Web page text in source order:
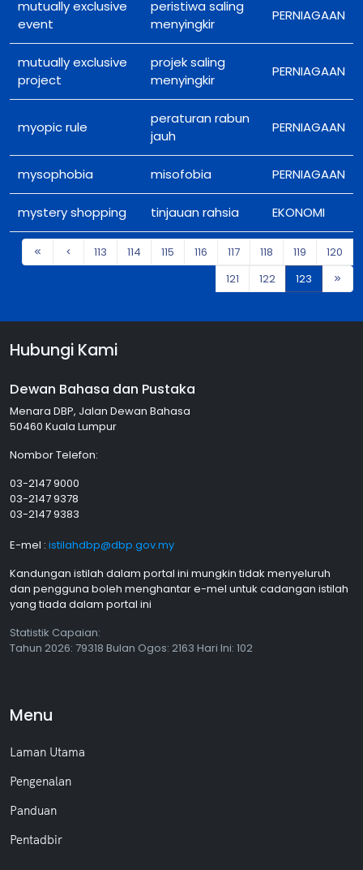
mutually exclusive
event
peristiwa saling
menyingkir
PERNIAGAAN
mutually exclusive
project
projek saling
menyingkir
PERNIAGAAN
myopic rule
peraturan rabun
jauh
PERNIAGAAN
mysophobia misofobia PERNIAGAAN
mystery shopping tinjauan rahsia EKONOMI
113 114 115 116 117 118 119
120
121
122 123
Hubungi Kami
Dewan Bahasa dan Pustaka
Menara DBP, Jalan Dewan Bahasa
50460 Kuala Lumpur
Nombor Telefon:
03-2147 9000
03-2147 9378
03-2147 9383
E-mel : istilahdbp@dbp.gov.my
Kandungan istilah dalam portal ini mungkin tidak menyeluruh
dan pengguna boleh menghantar e-mel untuk cadangan istilah
yang tiada dalam portal ini
Statistik Capaian:
Tahun 2026: 79318 Bulan Ogos: 2163 Hari Ini: 102
Menu
Laman Utama
Pengenalan
Panduan
Pentadbir